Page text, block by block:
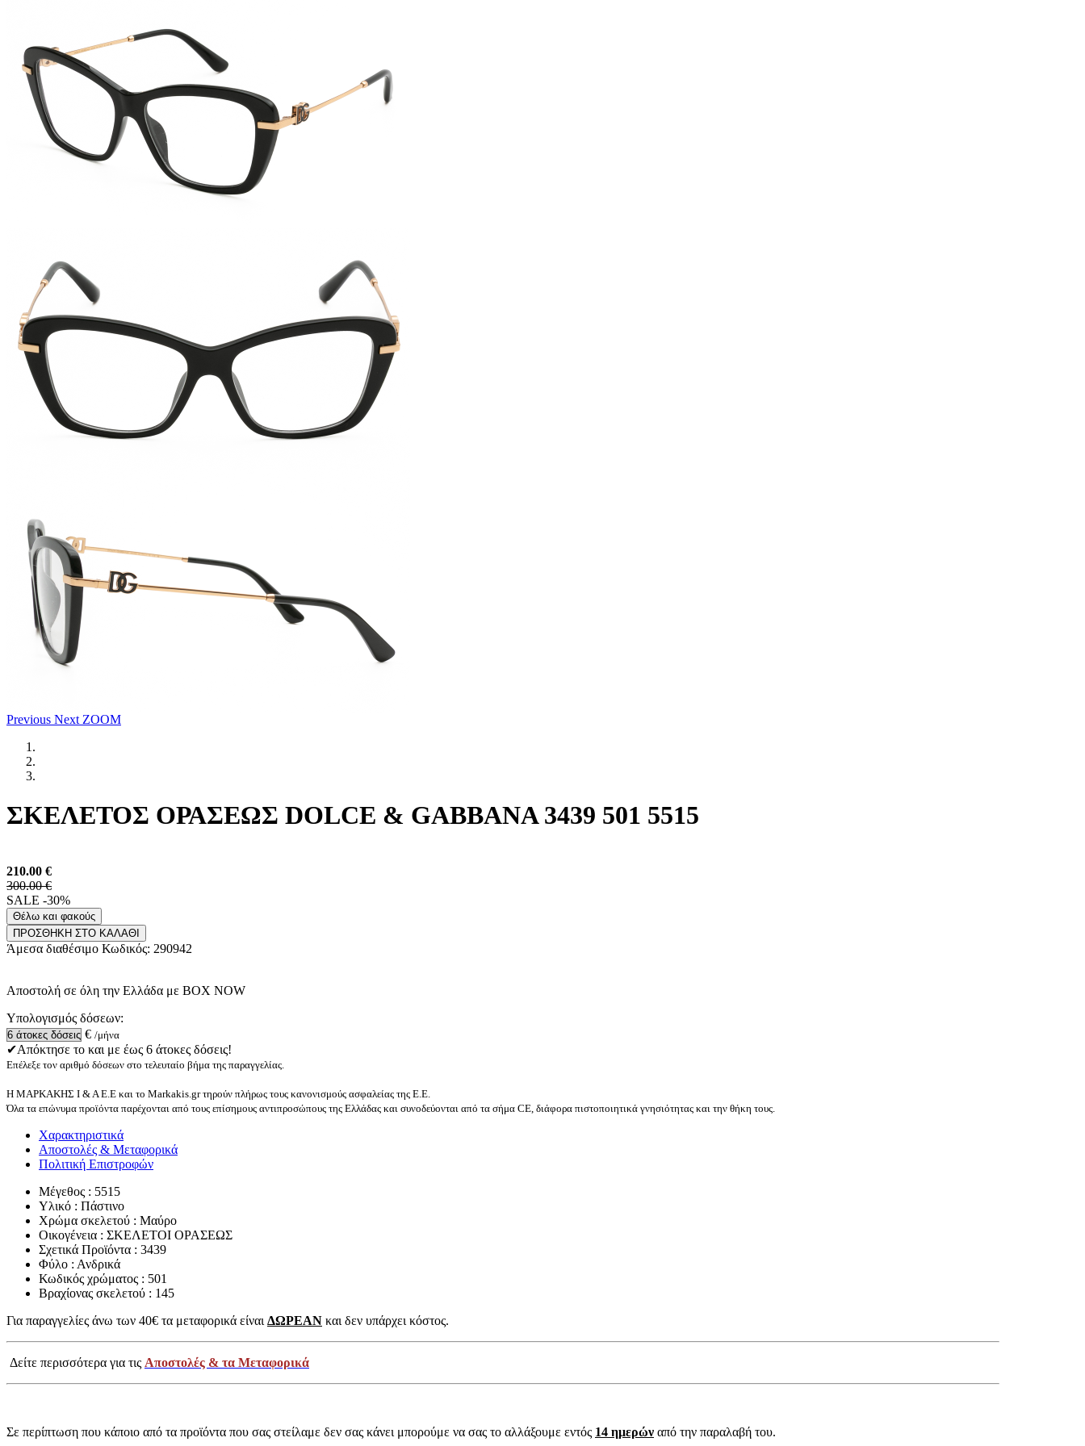
Previous Next ZOOM
ΣΚΕΛΕΤΟΣ ΟΡΑΣΕΩΣ DOLCE & GABBANA 3439 501 5515
210.00 €
300.00 €
SALE -30%
Θέλω και φακούς
ΠΡΟΣΘΗΚΗ ΣΤΟ ΚΑΛΑΘΙ
Άμεσα διαθέσιμο Κωδικός: 290942
Αποστολή σε όλη την Ελλάδα με BOX NOW
Υπολογισμός δόσεων:
€ /μήνα
✔Απόκτησε το και με έως 6 άτοκες δόσεις!
Επέλεξε τον αριθμό δόσεων στο τελευταίο βήμα της παραγγελίας.
Η ΜΑΡΚΑΚΗΣ Ι & Α Ε.Ε και το Markakis.gr τηρούν πλήρως τους κανονισμούς ασφαλείας της Ε.Ε.
Όλα τα επώνυμα προϊόντα παρέχονται από τους επίσημους αντιπροσώπους της Ελλάδας και συνοδεύονται από τα σήμα CE, διάφορα πιστοποιητικά γνησιότητας και την θήκη τους.
Χαρακτηριστικά
Αποστολές & Μεταφορικά
Πολιτική Επιστροφών
Μέγεθος : 5515
Υλικό : Πάστινο
Χρώμα σκελετού : Μαύρο
Οικογένεια : ΣΚΕΛΕΤΟΙ ΟΡΑΣΕΩΣ
Σχετικά Προϊόντα : 3439
Φύλο : Ανδρικά
Κωδικός χρώματος : 501
Βραχίονας σκελετού : 145
Για παραγγελίες άνω των 40€ τα μεταφορικά είναι ΔΩΡΕΑΝ και δεν υπάρχει κόστος.
Δείτε περισσότερα για τις Αποστολές & τα Μεταφορικά
Σε περίπτωση που κάποιο από τα προϊόντα που σας στείλαμε δεν σας κάνει μπορούμε να σας το αλλάξουμε εντός 14 ημερών από την παραλαβή του.